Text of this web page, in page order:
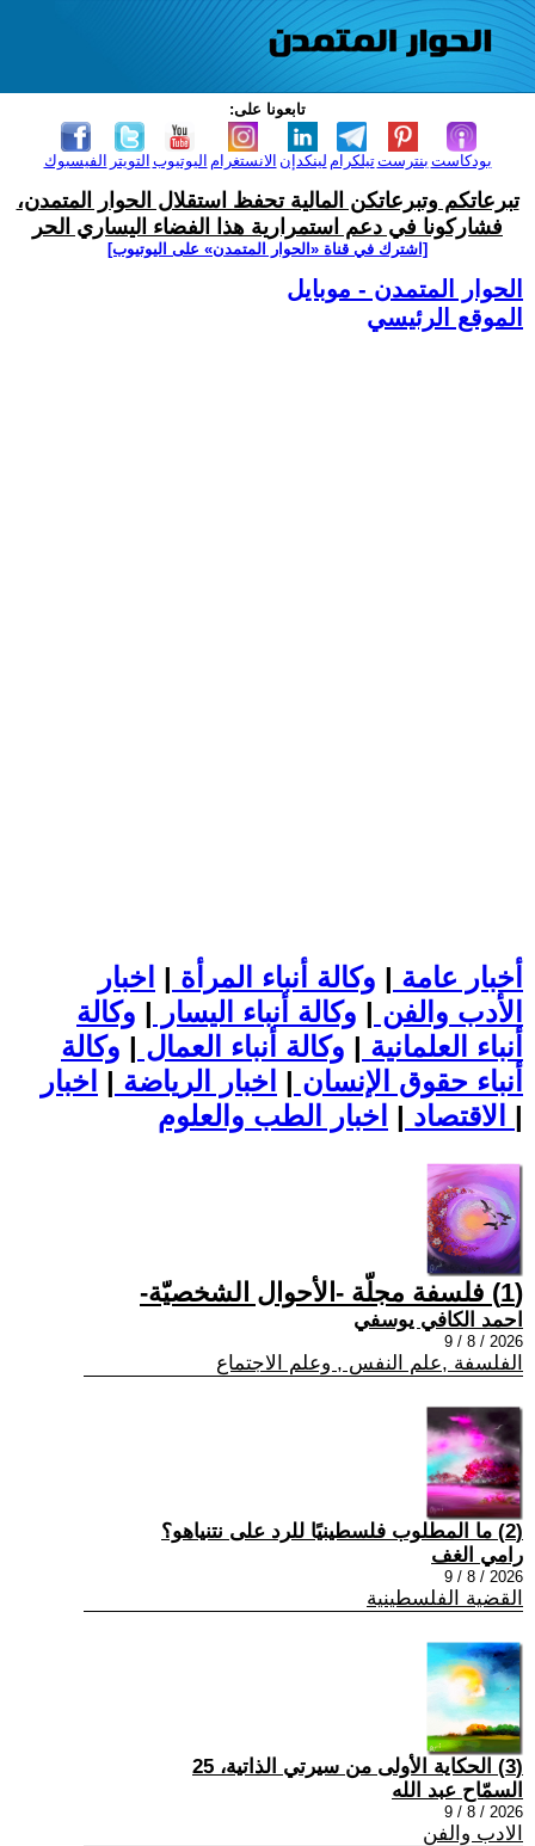
تابعونا على:
الفيسبوك التويتر اليوتيوب الانستغرام لينكدإن تيلكرامبنترست بودكاست
تبرعاتكم وتبرعاتكن المالية تحفظ استقلال الحوار المتمدن،
فشاركونا في دعم استمرارية هذا الفضاء اليساري الحر
[اشترك في قناة ‫«الحوار المتمدن» على اليوتيوب]
الحوار المتمدن - موبايل
الموقع الرئيسي
أخبار عامة | وكالة أنباء المرأة | اخبار
الأدب والفن | وكالة أنباء اليسار | وكالة
أنباء العلمانية | وكالة أنباء العمال | وكالة
أنباء حقوق الإنسان | اخبار الرياضة | اخبار
الاقتصاد | |
(1) فلسفة مجلّة -الأحوال الشخصيّة-
احمد الكافي يوسفي
2026 / 8 / 9
الفلسفة ,علم النفس , وعلم الاجتماع
(2) ما المطلوب فلسطينيًا للرد على نتنياهو؟
رامي الغف
2026 / 8 / 9
القضية الفلسطينية
(3) الحكاية الأولى من سيرتي الذاتية، 25
السمّاح عبد الله
2026 / 8 / 9
الادب والفن